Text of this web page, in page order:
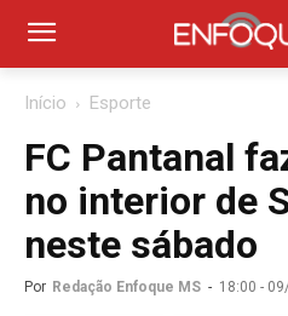
Início Esporte
FC Pantanal
no interior de
neste sábado
Por Redação Enfoque MS - 18:00 -